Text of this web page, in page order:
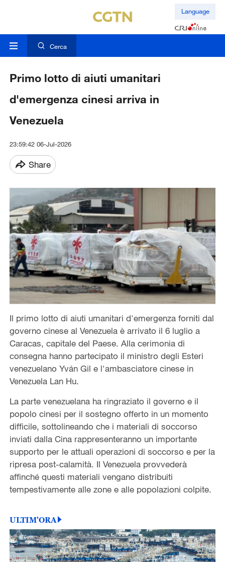
Language
Cerca
Primo lotto di aiuti umanitari
d'emergenza cinesi arriva in
Venezuela
23:59:42 06-Jul-2026
Share
Il primo lotto di aiuti umanitari d'emergenza forniti dal
governo cinese al Venezuela è arrivato il 6 luglio a
Caracas, capitale del Paese. Alla cerimonia di
consegna hanno partecipato il ministro degli Esteri
venezuelano Yván Gil e l'ambasciatore cinese in
Venezuela Lan Hu.
La parte venezuelana ha ringraziato il governo e il
popolo cinesi per il sostegno offerto in un momento
difficile, sottolineando che i materiali di soccorso
inviati dalla Cina rappresenteranno un importante
supporto per le attuali operazioni di soccorso e per la
ripresa post-calamità. Il Venezuela provvederà
affinché questi materiali vengano distribuiti
tempestivamente alle zone e alle popolazioni colpite.
ULTIM'ORA